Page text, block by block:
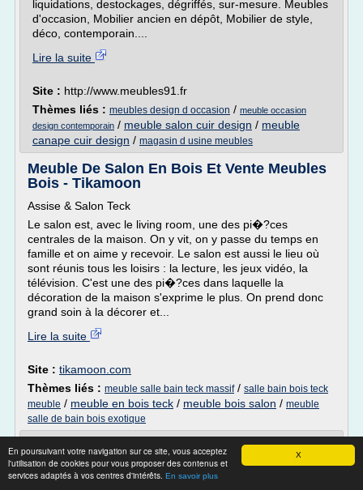
X
En poursuivant votre navigation sur ce site, vous acceptez
l'utilisation de cookies pour vous proposer des contenus et
services adaptés à vos centres d'intérêts. En savoir plus
liquidations, destockages, dégriffés, sur-mesure. Meubles
d'occasion, Mobilier ancien en dépôt, Mobilier de style,
déco, contemporain....
Lire la suite
Site : http://www.meubles91.fr
Thèmes liés : meubles design d occasion / meuble occasion
design contemporain / meuble salon cuir design / meuble
canape cuir design / magasin d usine meubles
Meuble De Salon En Bois Et Vente Meubles
Bois - Tikamoon
Assise & Salon Teck
Le salon est, avec le living room, une des pi�?ces
centrales de la maison. On y vit, on y passe du temps en
famille et on aime y recevoir. Le salon est aussi le lieu où
sont réunis tous les loisirs : la lecture, les jeux vidéo, la
télévision. C'est une des pi�?ces dans laquelle la
décoration de la maison s'exprime le plus. On prend donc
grand soin à la décorer et...
Lire la suite
Site : tikamoon.com
Thèmes liés : meuble salle bain teck massif/ salle bain bois teck
meuble / meuble en bois teck / meuble bois salon / meuble
salle de bain bois exotique
Meuble De Salon En Bois Et Vente
Meubles Bois - Tikamoon
Assise & Salon Teck